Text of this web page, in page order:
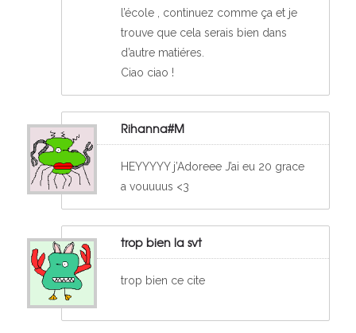
l’école , continuez comme ça et je
trouve que cela serais bien dans
d’autre matiéres.
Ciao ciao !
Rihanna#M
HEYYYYY j’Adoreee J’ai eu 20 grace
a vouuuus <3
trop bien la svt
trop bien ce cite